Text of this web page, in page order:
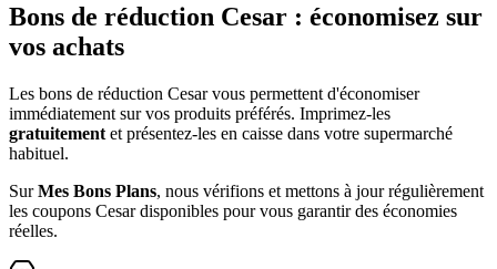
Bons de réduction Cesar : économisez sur
vos achats
Les bons de réduction Cesarvous permettent d'économiser
immédiatement sur vos produits préférés. Imprimez-les
gratuitement et présentez-les en caisse dans votre supermarché
habituel.
SurMes Bons Plans, nous vérifions et mettons à jour régulièrement
les coupons Cesardisponibles pour vous garantir des économies
réelles.